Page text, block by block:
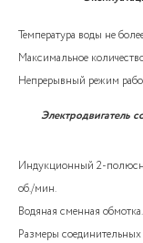
Температура воды не
Максимальное
Непрерывный режим
Электродвигатель
Индукционный 2-
об./мин.
Водяная сменная обмотка.
Размеры